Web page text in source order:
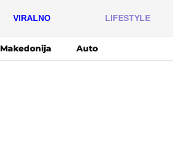
VIRALNO LIFESTYLE
Makedonija Auto